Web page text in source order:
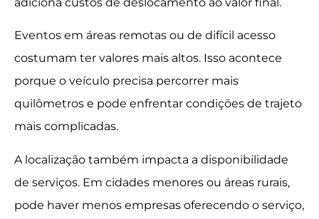
Eventos em áreas remotas ou de difícil acesso
costumam ter valores mais altos. Isso acontece
porque o veículo precisa percorrer mais
quilômetros e pode enfrentar condições de trajeto
mais complicadas.
A localização também impacta a disponibilidade
de serviços. Em cidades menores ou áreas rurais,
pode haver menos empresas oferecendo o serviço,